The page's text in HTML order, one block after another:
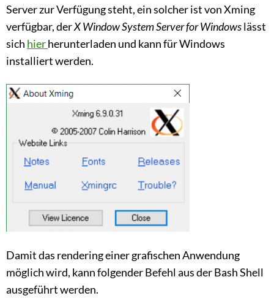
Server zur Verfügung steht, ein solcher ist von Xming
verfügbar, derX Window System Server for Windowslässt
sich hierherunterladen und kann für Windows
installiert werden.
Damit das rendering einer grafischen Anwendung
möglich wird, kann folgender Befehl aus der Bash Shell
ausgeführt werden.